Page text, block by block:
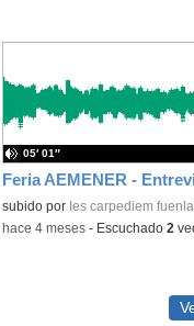
subido por Ies carpediem
05′ 01″
-hace 4 meses- Escuchado 2